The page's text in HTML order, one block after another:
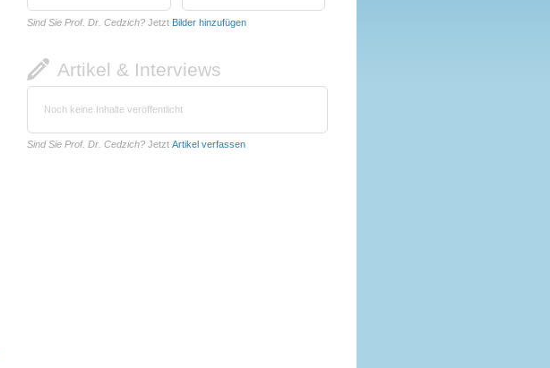
Sind Sie Prof. Dr. Cedzich? Jetzt Bilder hinzufügen
Artikel & Interviews
Noch keine Inhalte veröffentlicht
Sind Sie Prof. Dr. Cedzich? Jetzt Artikel verfassen